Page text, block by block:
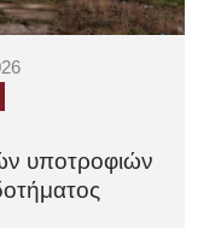
υποτροφιών